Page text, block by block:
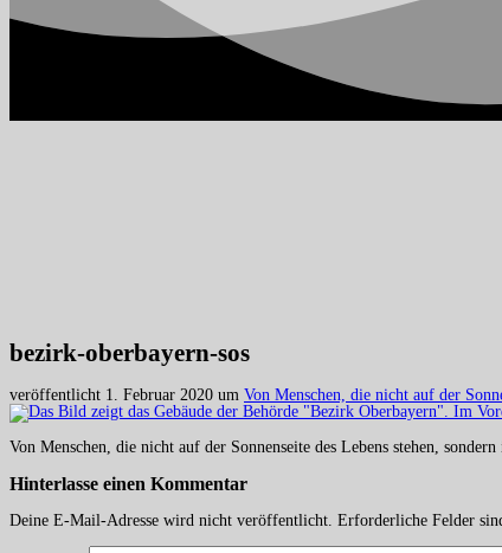
bezirk-oberbayern-sos
veröffentlicht 1. Februar 2020 um Von Menschen, die nicht auf der
Von Menschen, die nicht auf der Sonnenseite des Lebens stehen,
Hinterlasse einen Kommentar
Deine E-Mail-Adresse wird nicht veröffentlicht. Erforderliche Felder